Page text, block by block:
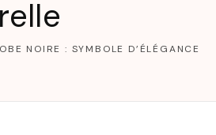
NOIRE : SYMBOLE D’ÉLÉGANCE